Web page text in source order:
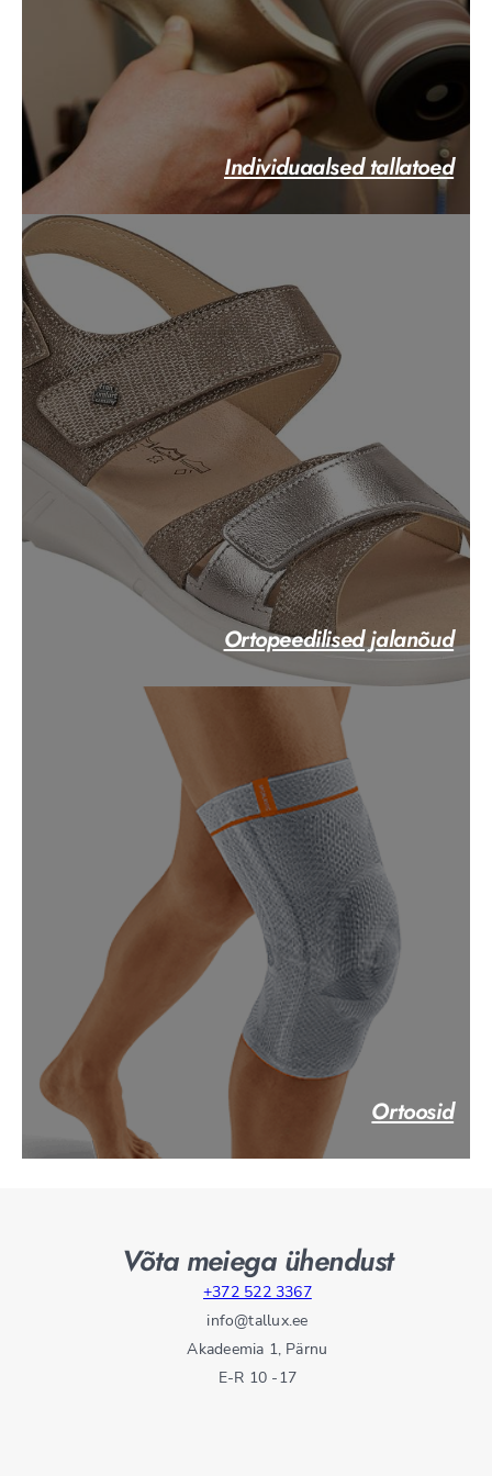
Individuaalsed tallatoed
Ortopeedilised jalanõud
Ortoosid
Võta meiega ühendust
+372 522 3367
info@tallux.ee
Akadeemia 1, Pärnu
E-R 10 -17